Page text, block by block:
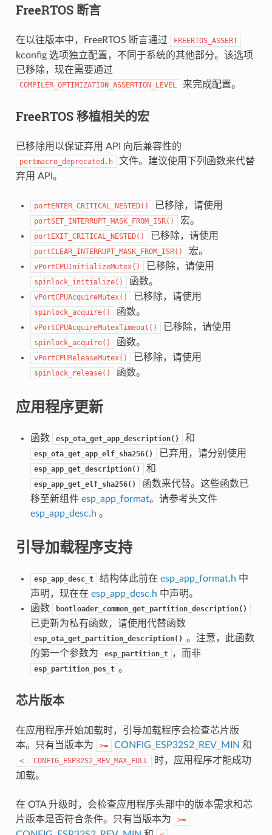
FreeRTOS 断言
在以往版本中，FreeRTOS 断言通过 FREERTOS_ASSERT
kconfig 选项独立配置，不同于系统的其他部分。该选项
已移除，现在需要通过
COMPILER_OPTIMIZATION_ASSERTION_LEVEL 来完成配置。
FreeRTOS 移植相关的宏
已移除用以保证弃用 API 向后兼容性的
portmacro_deprecated.h
文件。建议使用下列函数来代替
弃用 API。
portENTER_CRITICAL_NESTED() 已移除，请使用
portSET_INTERRUPT_MASK_FROM_ISR() 宏。
portEXIT_CRITICAL_NESTED() 已移除，请使用
portCLEAR_INTERRUPT_MASK_FROM_ISR() 宏。
vPortCPUInitializeMutex() 已移除，请使用
spinlock_initialize() 函数。
vPortCPUAcquireMutex() 已移除，请使用
spinlock_acquire() 函数。
vPortCPUAcquireMutexTimeout() 已移除，请使用
spinlock_acquire() 函数。
vPortCPUReleaseMutex() 已移除，请使用
spinlock_release() 函数。
应用程序更新
函数 esp_ota_get_app_description() 和
esp_ota_get_app_elf_sha256() 已弃用，请分别使用
esp_app_get_description() 和
esp_app_get_elf_sha256()
函数来代替。这些函数已
移至新组件 esp_app_format。请参考头文件
esp_app_desc.h 。
引导加载程序支持
esp_app_desc_t 结构体此前在 esp_app_format.h 中
声明，现在在 esp_app_desc.h 中声明。
函数
bootloader_common_get_partition_description()
已更新为私有函数，请使用代替函数
esp_ota_get_partition_description() 。注意，此函数
的第一个参数为
esp_partition_t ，而非
esp_partition_pos_t 。
芯片版本
在应用程序开始加载时，引导加载程序会检查芯片版
本。只有当版本为
>= CONFIG_ESP32S2_REV_MIN 和
< CONFIG_ESP32S2_REV_MAX_FULL
时，应用程序才能成功
加载。
在 OTA 升级时，会检查应用程序头部中的版本需求和芯
片版本是否符合条件。只有当版本为
>=